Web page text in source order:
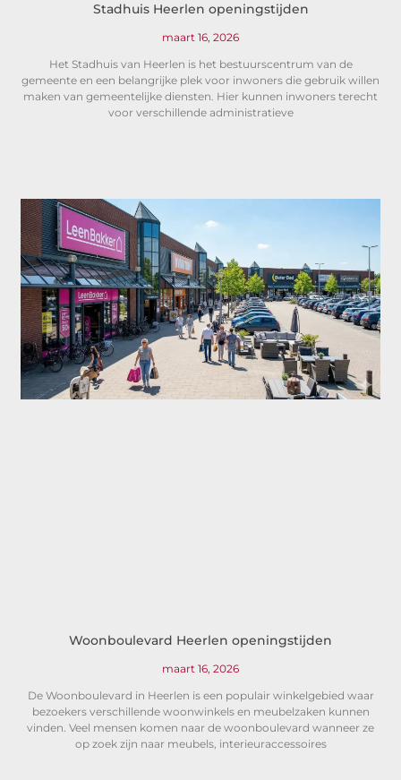
Stadhuis Heerlen openingstijden
maart 16, 2026
Het Stadhuis van Heerlen is het bestuurscentrum van de
gemeente en een belangrijke plek voor inwoners die gebruik willen
maken van gemeentelijke diensten. Hier kunnen inwoners terecht
voor verschillende administratieve
Woonboulevard Heerlen openingstijden
maart 16, 2026
De Woonboulevard in Heerlen is een populair winkelgebied waar
bezoekers verschillende woonwinkels en meubelzaken kunnen
vinden. Veel mensen komen naar de woonboulevard wanneer ze
op zoek zijn naar meubels, interieuraccessoires